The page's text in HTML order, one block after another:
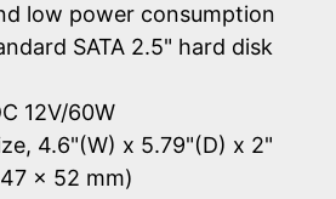
low power consumption
SATA 2.5" hard disk
12V/60W
4.6"(W) x 5.79"(D) x 2"
x 52 mm)